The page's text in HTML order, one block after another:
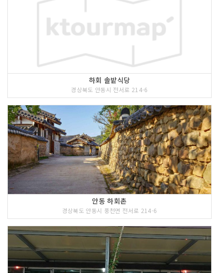
하회 솔밭식당
경상북도 안동시 전서로 214-6
안동 하회촌
경상북도 안동시 풍천면 전서로 214-6